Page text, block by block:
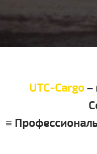
UTC-Cargo–
≡